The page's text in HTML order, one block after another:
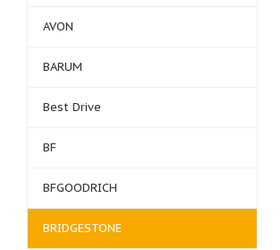
AVON
BARUM
Best Drive
BF
BFGOODRICH
BRIDGESTONE